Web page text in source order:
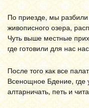
По приезде, мы
живописного озера,
Чуть выше местные
где готовили для нас
После того как все
Всенощное Бдение, где
алтарничать, петь и